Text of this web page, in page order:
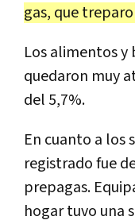
gas, que
Los alimentos y
quedaron muy
del 5,7%.
En cuanto a los
registrado fue
prepagas.
hogar tuvo una